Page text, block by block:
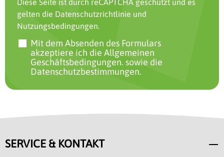
gelten die Datenschutzrichtlinie und
Nutzungsbedingungen
Mit dem Absenden des Formulars
akzeptiere ich die Allgemeinen
Geschäftsbedingungen. sowie die
Datenschutzbestimmungen.
SERVICE & KONTAKT